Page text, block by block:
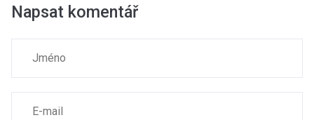
Napsat komentář